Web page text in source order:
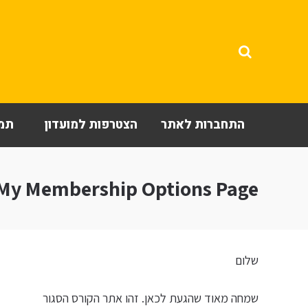
התחברות לאתר הצטרפות למועדון
Membership Options Page
שלום
שמחה מאוד שהגעת לכאן. זהו אתר הקורס הסגור